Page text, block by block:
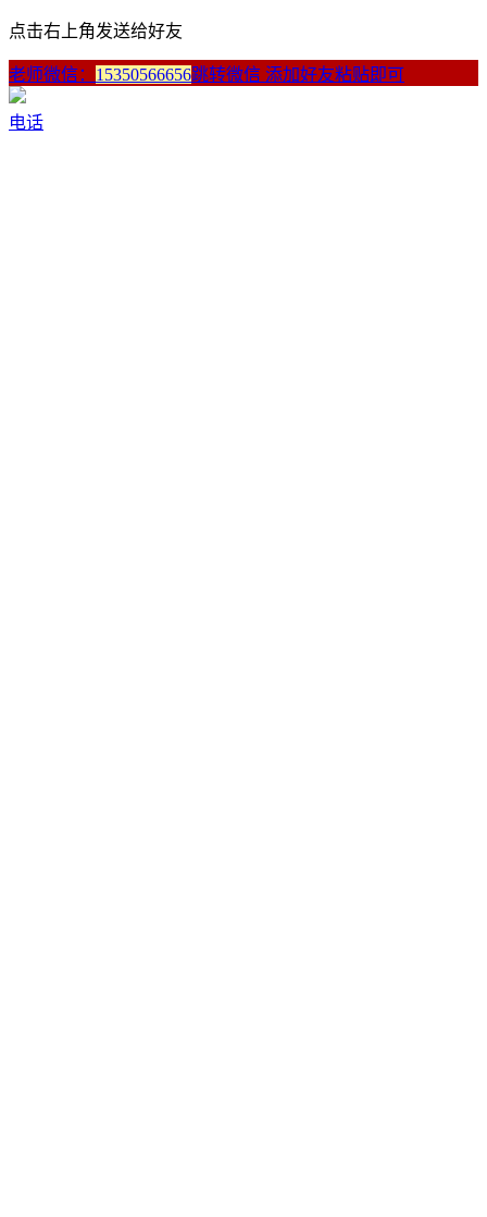
点击右上角发送给好友
老师微信： 15350566656跳转微信 添加好友粘贴即可
电话